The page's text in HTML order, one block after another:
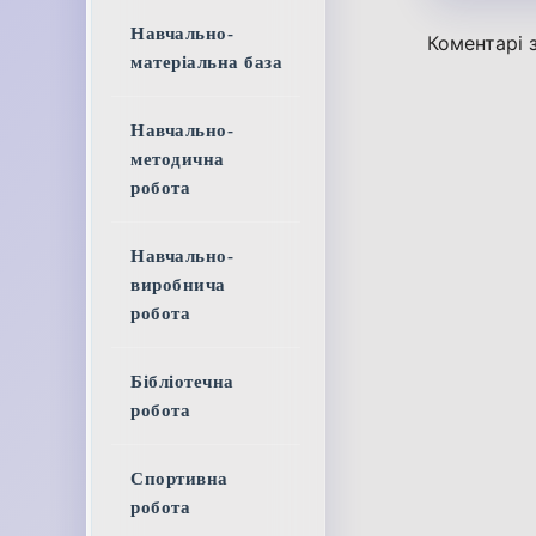
Коментарі
Навчально-
матеріальна база
Навчально-
методична
робота
Навчально-
виробнича
робота
Бібліотечна
робота
Спортивна
робота